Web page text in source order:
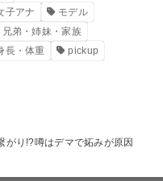
子アナ
モデル
兄弟・姉妹・家族
長・体重 pickup
がり!?噂はデマで妬みが原因